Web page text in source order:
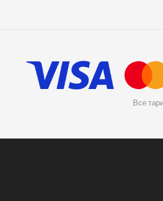
Все